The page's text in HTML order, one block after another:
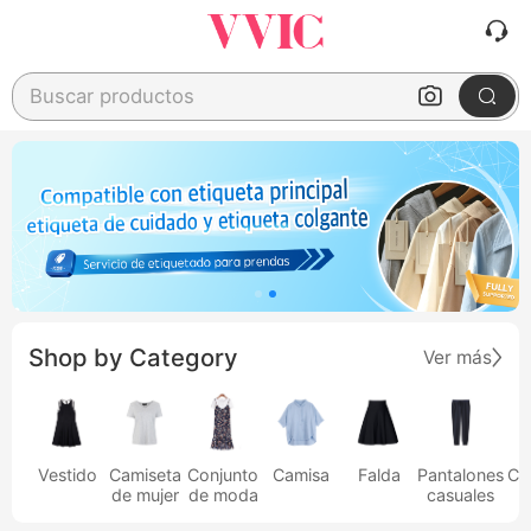
Buscar productos
Shop by Category Ver más
Vestido
Camiseta
de mujer
Conjunto
de moda
Camisa Falda
Pantalones
casuales